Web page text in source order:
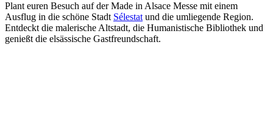
Plant euren Besuch auf der Made in Alsace Messe mit einem
Ausflug in die schöne Stadt Sélestat und die umliegende Region.
Entdeckt die malerische Altstadt, die Humanistische Bibliothek und
genießt die elsässische Gastfreundschaft.